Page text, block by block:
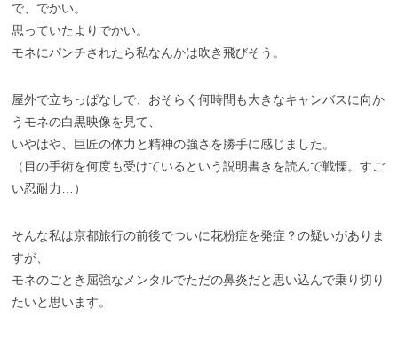
で、でかい。
思っていたよりでかい。
モネにパンチされたら私なんかは吹き飛びそう。
屋外で立ちっぱなしで、おそらく何時間も大きなキャンバスに向か
うモネの白黒映像を見て、
いやはや、巨匠の体力と精神の強さを勝手に感じました。
（目の手術を何度も受けているという説明書きを読んで戦慄。すご
い忍耐力…）
そんな私は京都旅行の前後でついに花粉症を発症？の疑いがありま
すが、
モネのごとき屈強なメンタルでただの鼻炎だと思い込んで乗り切り
たいと思います。